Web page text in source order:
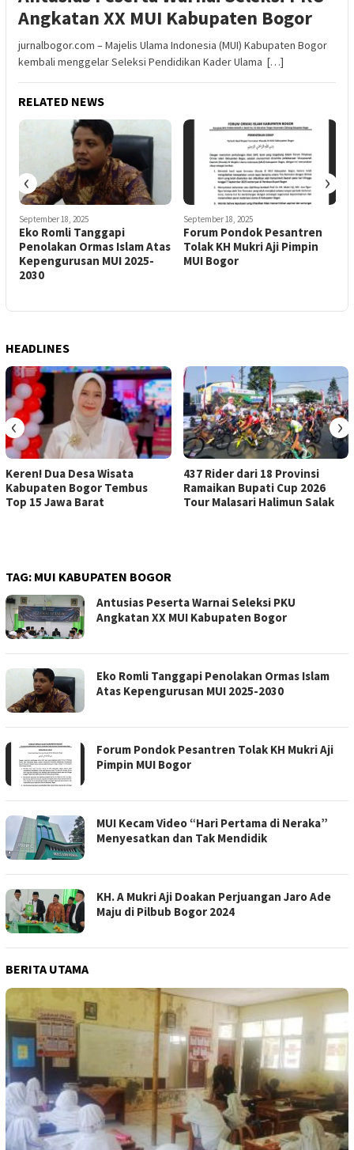
Angkatan XX MUI Kabupaten Bogor
jurnalbogor.com – Majelis Ulama Indonesia (MUI) Kabupaten Bogor
kembali menggelar Seleksi Pendidikan Kader Ulama […]
RELATED NEWS
September 18, 2025
Eko Romli Tanggapi
Penolakan Ormas Islam Atas
Kepengurusan MUI 2025-
2030
September 18, 2025
Forum Pondok Pesantren
Tolak KH Mukri Aji Pimpin
MUI Bogor
‹ ›
HEADLINES
Keren! Dua Desa Wisata
Kabupaten Bogor Tembus
Top 15 Jawa Barat
437 Rider dari 18 Provinsi
Ramaikan Bupati Cup 2026
Tour Malasari Halimun Salak
‹ ›
TAG: MUI KABUPATEN BOGOR
Antusias Peserta Warnai Seleksi PKU
Angkatan XX MUI Kabupaten Bogor
Eko Romli Tanggapi Penolakan Ormas Islam
Atas Kepengurusan MUI 2025-2030
Forum Pondok Pesantren Tolak KH Mukri Aji
Pimpin MUI Bogor
MUI Kecam Video “Hari Pertama di Neraka”
Menyesatkan dan Tak Mendidik
KH. A Mukri Aji Doakan Perjuangan Jaro Ade
Maju di Pilbub Bogor 2024
BERITA UTAMA